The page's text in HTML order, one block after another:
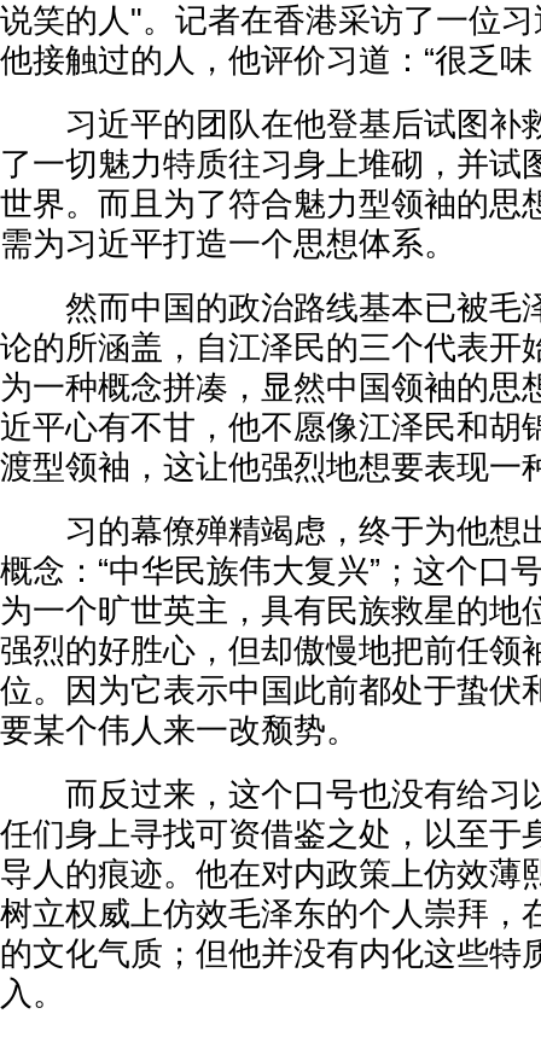
说笑的人"。记者在香港采访了一位
他接触过的人，他评价习道：“很乏
习近平的团队在他登基后试图补
了一切魅力特质往习身上堆砌，并试
世界。而且为了符合魅力型领袖的思
需为习近平打造一个思想体系。
然而中国的政治路线基本已被毛
论的所涵盖，自江泽民的三个代表开
为一种概念拼凑，显然中国领袖的思
近平心有不甘，他不愿像江泽民和胡
渡型领袖，这让他强烈地想要表现一
习的幕僚殚精竭虑，终于为他想
概念：“中华民族伟大复兴”；这个口
为一个旷世英主，具有民族救星的地
强烈的好胜心，但却傲慢地把前任领
位。因为它表示中国此前都处于蛰伏
要某个伟人来一改颓势。
而反过来，这个口号也没有给习
任们身上寻找可资借鉴之处，以至于
导人的痕迹。他在对内政策上仿效薄
树立权威上仿效毛泽东的个人崇拜，
的文化气质；但他并没有内化这些特
入。